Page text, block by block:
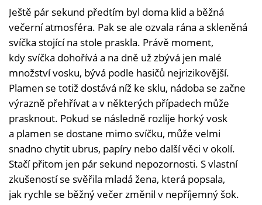
Ještě pár sekund předtím byl doma klid a běžná
večerní atmosféra. Pak se ale ozvala rána a skleněná
svíčka stojící na stole praskla. Právě moment,
kdy svíčka dohořívá a na dně už zbývá jen malé
množství vosku, bývá podle hasičů nejrizikovější.
Plamen se totiž dostává níž ke sklu, nádoba se začne
výrazně přehřívat a v některých případech může
prasknout. Pokud se následně rozlije horký vosk
a plamen se dostane mimo svíčku, může velmi
snadno chytit ubrus, papíry nebo další věci v okolí.
Stačí přitom jen pár sekund nepozornosti. S vlastní
zkušeností se svěřila mladá žena, která popsala,
jak rychle se běžný večer změnil v nepříjemný šok.